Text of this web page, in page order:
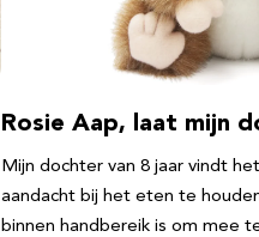
Rosie Aap, laat mijn
Mijn dochter van 8 jaar vindt
aandacht bij het eten te
binnen handbereik is om mee